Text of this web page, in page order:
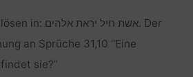
an Sprüche 31,10 “Eine
sie?”